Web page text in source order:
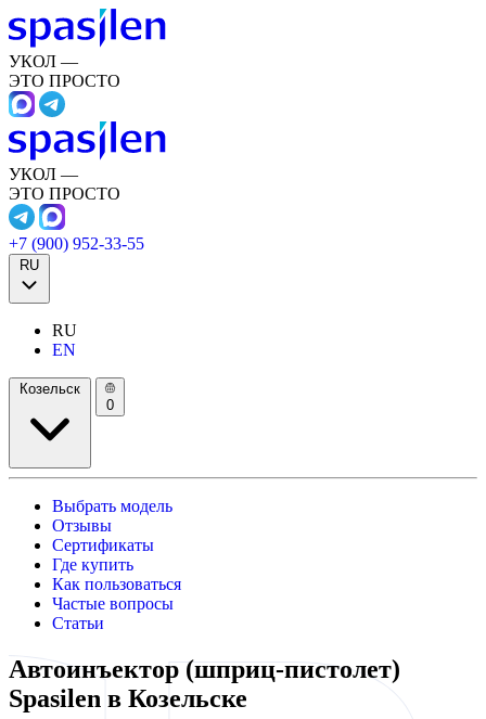
УКОЛ —
ЭТО ПРОСТО
УКОЛ —
ЭТО ПРОСТО
+7 (900) 952-33-55
RU
RU
EN
Козельск
0
Выбрать модель
Отзывы
Сертификаты
Где купить
Как пользоваться
Частые вопросы
Статьи
Автоинъектор (шприц-пистолет)
Spasilen в Козельске